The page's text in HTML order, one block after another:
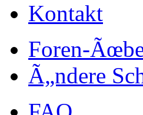
Kontakt
Foren-
Ã„ndere